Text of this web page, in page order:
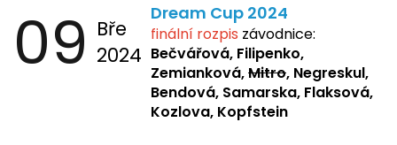
09 Bře
2024
Dream Cup 2024
finální rozpis závodnice:
Bečvářová, Filipenko,
Zemianková,Mitro, Negreskul,
Bendová, Samarska, Flaksová,
Kozlova, Kopfstein